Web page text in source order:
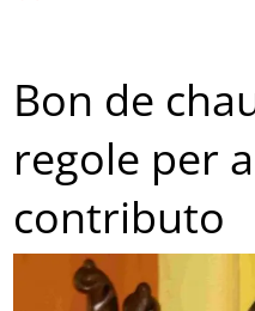
Bon de
regole per
contributo